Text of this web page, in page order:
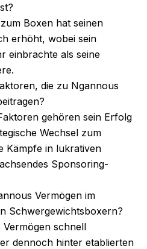
Boxen hat seinen
erhöht, wobei sein
einbrachte als seine
die zu Ngannous
gehören sein Erfolg
Wechsel zum
Kämpfe in lukrativen
Sponsoring-
Vermögen im
Schwergewichtsboxern?
schnell
dennoch hinter etablierten